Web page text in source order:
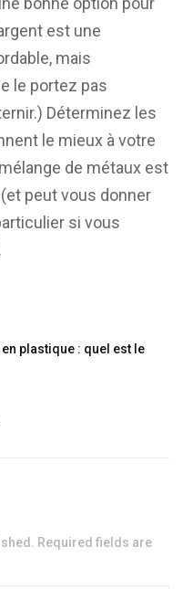
est une
mais
le portez pas
Déterminez les
le mieux à votre
de métaux est
peut vous donner
si vous
plastique : quel est le
Required fields are